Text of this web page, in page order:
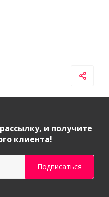
и получите
клиента!